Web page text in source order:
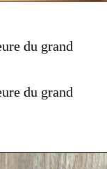
du grand
du grand